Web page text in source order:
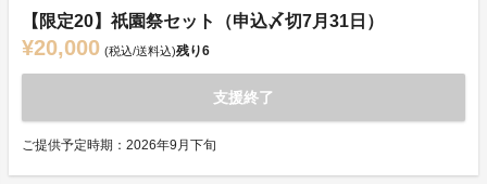
【限定20】祇園祭セット（申込〆切7月31日）
¥20,000 (税込/送料込)残り6
支援終了
ご提供予定時期：2026年9月下旬